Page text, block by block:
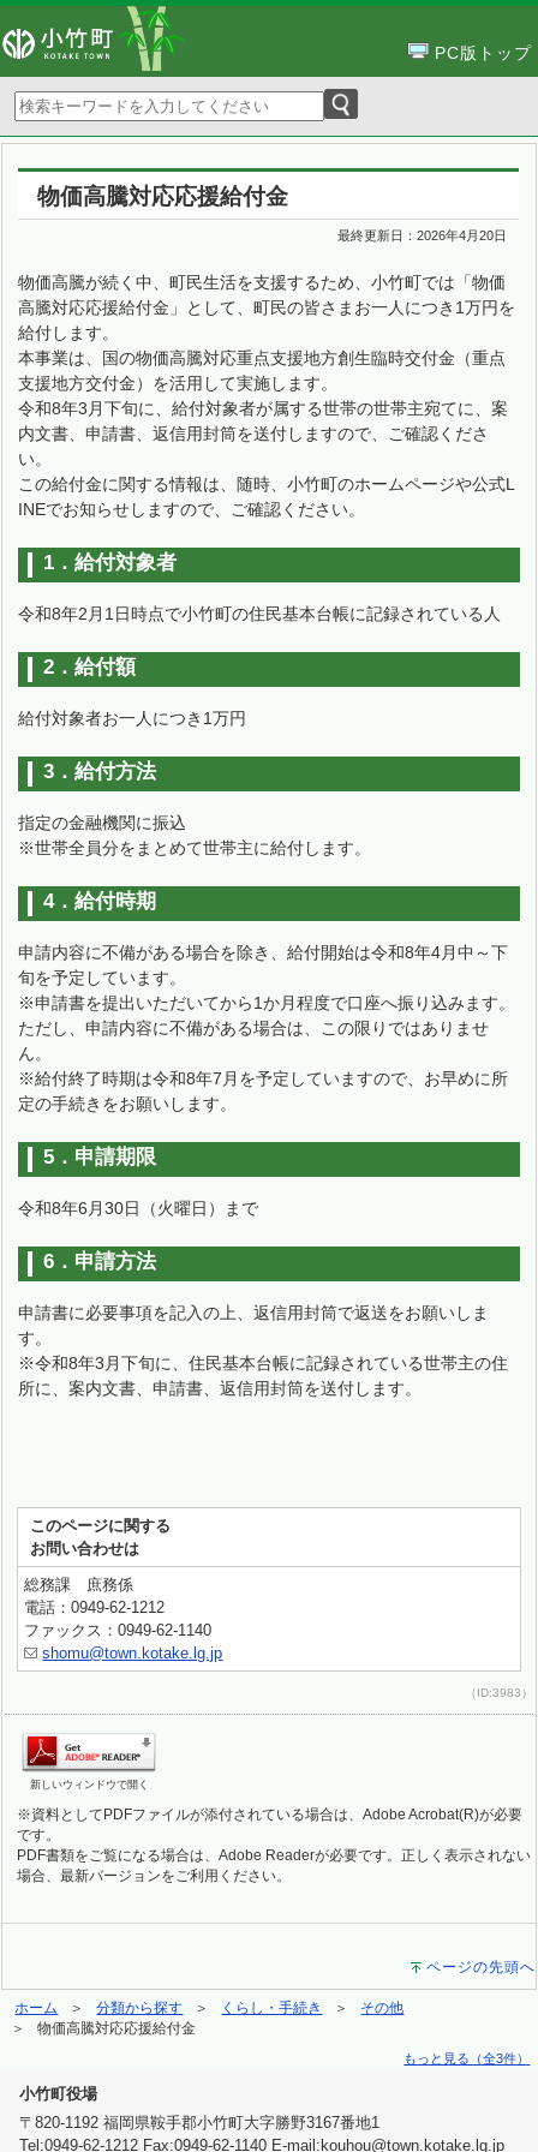
PC版トップ
物価高騰対応応援給付金
最終更新日：2026年4月20日
物価高騰が続く中、町民生活を支援するため、小竹町では「物価
高騰対応応援給付金」として、町民の皆さまお一人につき1万円を
給付します。
本事業は、国の物価高騰対応重点支援地方創生臨時交付金（重点
支援地方交付金）を活用して実施します。
令和8年3月下旬に、給付対象者が属する世帯の世帯主宛てに、案
内文書、申請書、返信用封筒を送付しますので、ご確認くださ
い。
この給付金に関する情報は、随時、小竹町のホームページや公式L
INEでお知らせしますので、ご確認ください。
1．給付対象者
令和8年2月1日時点で小竹町の住民基本台帳に記録されている人
2．給付額
給付対象者お一人につき1万円
3．給付方法
指定の金融機関に振込
※世帯全員分をまとめて世帯主に給付します。
4．給付時期
申請内容に不備がある場合を除き、給付開始は令和8年4月中～下
旬を予定しています。
※申請書を提出いただいてから1か月程度で口座へ振り込みます。
ただし、申請内容に不備がある場合は、この限りではありませ
ん。
※給付終了時期は令和8年7月を予定していますので、お早めに所
定の手続きをお願いします。
5．申請期限
令和8年6月30日（火曜日）まで
6．申請方法
申請書に必要事項を記入の上、返信用封筒で返送をお願いしま
す。
※令和8年3月下旬に、住民基本台帳に記録されている世帯主の住
所に、案内文書、申請書、返信用封筒を送付します。
このページに関する
お問い合わせは
総務課 庶務係
電話：0949-62-1212
ファックス：0949-62-1140
shomu@town.kotake.lg.jp
（ID:3983）
新しいウィンドウで開く
※資料としてPDFファイルが添付されている場合は、Adobe Acrobat(R)が必要
です。
PDF書類をご覧になる場合は、Adobe Readerが必要です。正しく表示されない
場合、最新バージョンをご利用ください。
ページの先頭へ
ホーム 分類から探す くらし・手続き
その他
物価高騰対応応援給付金
もっと見る（全3件）
小竹町役場
〒820-1192 福岡県鞍手郡小竹町大字勝野3167番地1
Tel:0949-62-1212 Fax:0949-62-1140 E-mail:kouhou@town.kotake.lg.jp